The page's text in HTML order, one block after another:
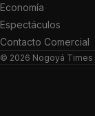
Economía
Espectáculos
Contacto Comercial
© 2026 Nogoyá Times